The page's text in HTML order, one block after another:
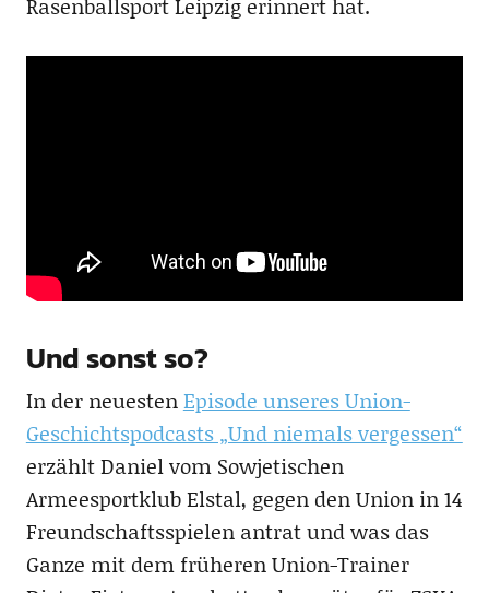
Und sonst so?
In der neuestenEpisode unseres Union-
Geschichtspodcasts „Und niemals vergessen“
erzählt Daniel vom Sowjetischen
Armeesportklub Elstal, gegen den Union in 14
Freundschaftsspielen antrat und was das
Ganze mit dem früheren Union-Trainer